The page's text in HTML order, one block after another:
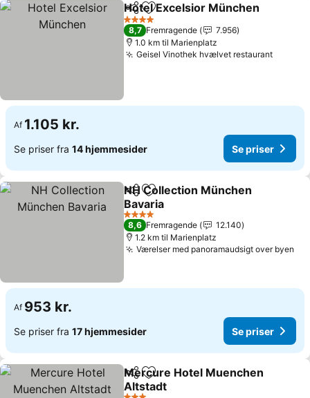
Del Føj til favoritter
Hotel Excelsior München
4 Stjerner
8,7 Fremragende
7.956
1.0 km til Marienplatz
Geisel Vinothek hvælvet restaurant
Af 1.105 kr.
Se priser fra 14 hjemmesider Se priser
Del Føj til favoritter
NH Collection München
Bavaria
4 Stjerner
8,6 Fremragende
12.140
1.2 km til Marienplatz
Værelser med panoramaudsigt over byen
Af 953 kr.
Se priser fra 17 hjemmesider Se priser
Del Føj til favoritter
Mercure Hotel Muenchen
Altstadt